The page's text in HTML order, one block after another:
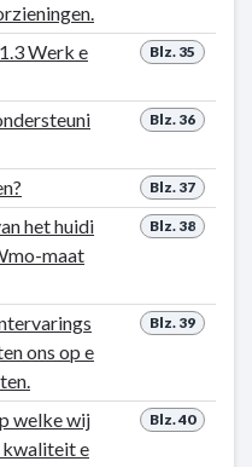
Blz. 35
Werk e
Blz. 36
Blz. 37
Blz. 38
het huidi
maat
Blz. 39
ons op e
Blz. 40
welke wij
kwaliteit e